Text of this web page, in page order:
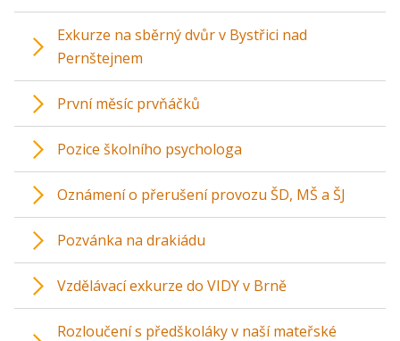
Exkurze na sběrný dvůr v Bystřici nad
Pernštejnem
První měsíc prvňáčků
Pozice školního psychologa
Oznámení o přerušení provozu ŠD, MŠ a ŠJ
Pozvánka na drakiádu
Vzdělávací exkurze do VIDY v Brně
Rozloučení s předškoláky v naší mateřské